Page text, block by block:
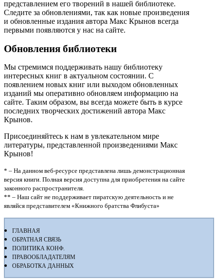
представлением его творений в нашей библиотеке.
Следите за обновлениями, так как новые произведения
и обновленные издания автора Макс Крынов всегда
первыми появляются у нас на сайте.
Обновления библиотеки
Мы стремимся поддерживать нашу библиотеку
интересных книг в актуальном состоянии. С
появлением новых книг или выходом обновленных
изданий мы оперативно обновляем информацию на
сайте. Таким образом, вы всегда можете быть в курсе
последних творческих достижений автора Макс
Крынов.
Присоединяйтесь к нам в увлекательном мире
литературы, представленной произведениями Макс
Крынов!
* – На данном веб-ресурсе представлена лишь демонстрационная
версия книги. Полная версия доступна для приобретения на сайте
законного распространителя.
** – Наш сайт не поддерживает пиратскую деятельность и не
являйся представителем «Книжного братства Флибуста»
ГЛАВНАЯ
ОБРАТНАЯ СВЯЗЬ
ПОЛИТИКА КОНФ.
ПРАВООБЛАДАТЕЛЯМ
ОБРАБОТКА ДАННЫХ